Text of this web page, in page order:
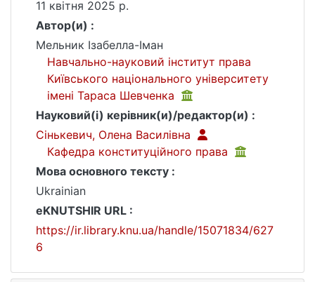
11 квітня 2025 р.
Автор(и) :
Мельник Ізабелла-Іман
Навчально-науковий інститут права
Київського національного університету
імені Тараса Шевченка
Науковий(і) керівник(и)/редактор(и) :
Сінькевич, Олена Василівна
Кафедра конституційного права
Мова основного тексту :
Ukrainian
eKNUTSHIR URL :
https://ir.library.knu.ua/handle/15071834/627
6